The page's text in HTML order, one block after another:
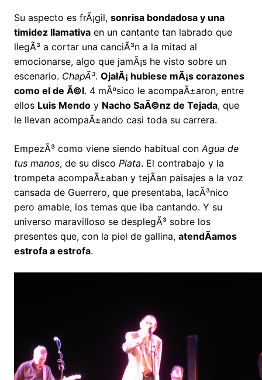
Su aspecto es frÃ¡gil, sonrisa bondadosa y una
timidez llamativa en un cantante tan labrado que
llegÃ³ a cortar una canciÃ³n a la mitad al
emocionarse, algo que jamÃ¡s he visto sobre un
escenario. ChapÃ³. OjalÃ¡ hubiese mÃ¡s corazones
como el de Ã©l. 4 mÃºsico le acompaÃ±aron, entre
ellos Luis Mendo y Nacho SaÃ©nz de Tejada, que
le llevan acompaÃ±ando casi toda su carrera.
EmpezÃ³ como viene siendo habitual conAgua de
tus manos, de su disco Plata. El contrabajo y la
trompeta acompaÃ±aban y tejÃ­an paisajes a la voz
cansada de Guerrero, que presentaba, lacÃ³nico
pero amable, los temas que iba cantando. Y su
universo maravilloso se desplegÃ³ sobre los
presentes que, con la piel de gallina, atendÃ­amos
estrofa a estrofa.